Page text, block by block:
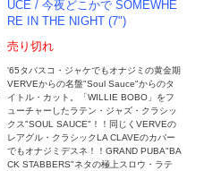
UCE / 今夜どこかで SOMEWHE
RE IN THE NIGHT (7")
売り切れ
'65タバスコ・ジャケでもオナジミの黄金期
VERVEからの名盤"Soul Sauce"からのタ
イトル・カット。「WILLIE BOBO」をフ
ューチャーしたラテン・ジャズ・クラシッ
クス"SOUL SAUCE"！！同じくVERVEの
レアグル・クラシックLA CLAVEのカバー
でもオナジミデスネ！！GRAND PUBA"BA
CK STABBERS"ネタの極上スロウ・ラテ